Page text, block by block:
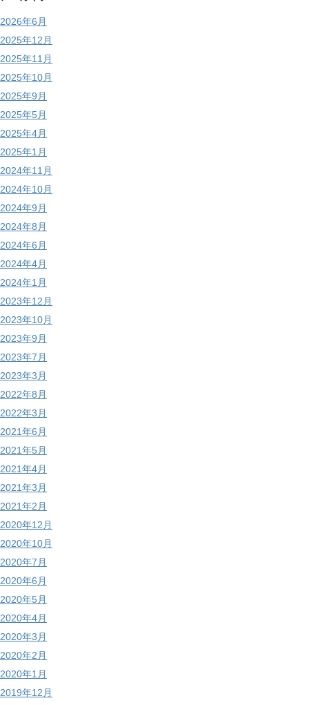
2026年6月
2025年12月
2025年11月
2025年10月
2025年9月
2025年5月
2025年4月
2025年1月
2024年11月
2024年10月
2024年9月
2024年8月
2024年6月
2024年4月
2024年1月
2023年12月
2023年10月
2023年9月
2023年7月
2023年3月
2022年8月
2022年3月
2021年6月
2021年5月
2021年4月
2021年3月
2021年2月
2020年12月
2020年10月
2020年7月
2020年6月
2020年5月
2020年4月
2020年3月
2020年2月
2020年1月
2019年12月